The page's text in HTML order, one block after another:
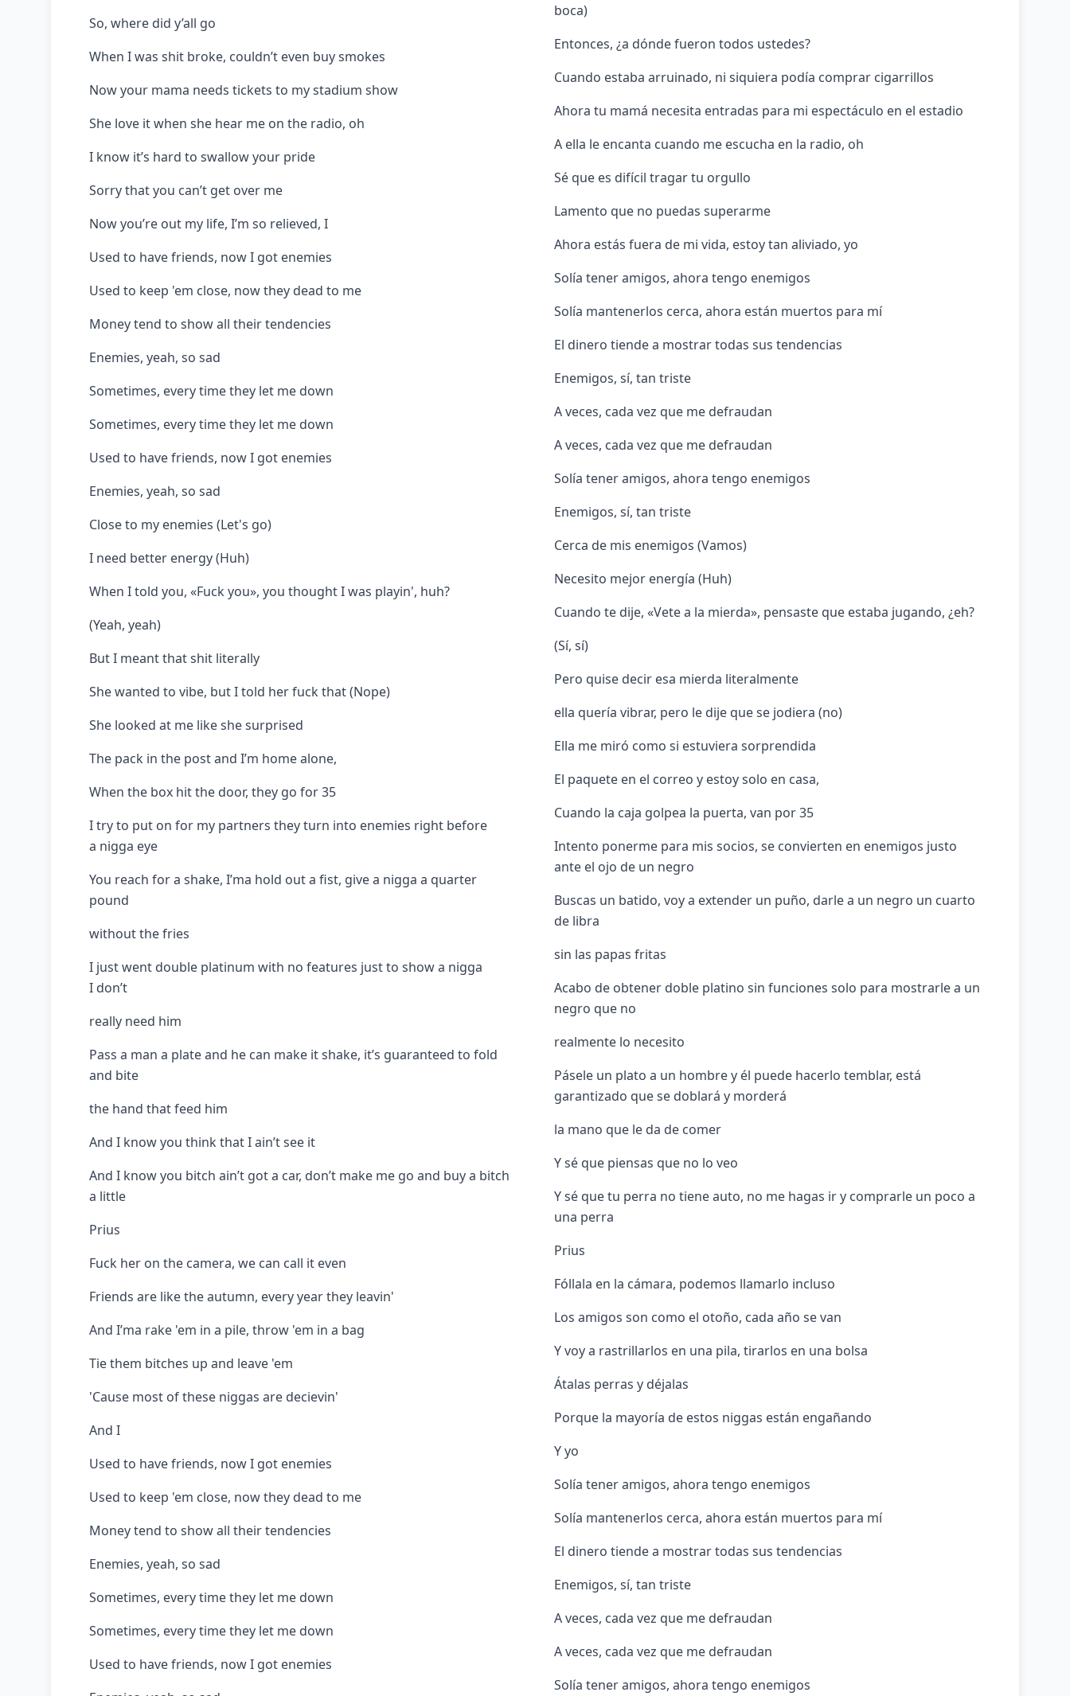
So, where did y’all go
When I was shit broke, couldn’t even buy smokes
Now your mama needs tickets to my stadium show
She love it when she hear me on the radio, oh
I know it’s hard to swallow your pride
Sorry that you can’t get over me
Now you’re out my life, I’m so relieved, I
Used to have friends, now I got enemies
Used to keep 'em close, now they dead to me
Money tend to show all their tendencies
Enemies, yeah, so sad
Sometimes, every time they let me down
Sometimes, every time they let me down
Used to have friends, now I got enemies
Enemies, yeah, so sad
Close to my enemies (Let's go)
I need better energy (Huh)
When I told you, «Fuck you», you thought I was playin', huh?
(Yeah, yeah)
But I meant that shit literally
She wanted to vibe, but I told her fuck that (Nope)
She looked at me like she surprised
The pack in the post and I’m home alone,
When the box hit the door, they go for 35
I try to put on for my partners they turn into enemies right before
a nigga eye
You reach for a shake, I’ma hold out a fist, give a nigga a quarter
pound
without the fries
I just went double platinum with no features just to show a nigga
I don’t
really need him
Pass a man a plate and he can make it shake, it’s guaranteed to fold
and bite
the hand that feed him
And I know you think that I ain’t see it
And I know you bitch ain’t got a car, don’t make me go and buy a bitch
a little
Prius
Fuck her on the camera, we can call it even
Friends are like the autumn, every year they leavin'
And I’ma rake 'em in a pile, throw 'em in a bag
Tie them bitches up and leave 'em
'Cause most of these niggas are decievin'
And I
Used to have friends, now I got enemies
Used to keep 'em close, now they dead to me
Money tend to show all their tendencies
Enemies, yeah, so sad
Sometimes, every time they let me down
Sometimes, every time they let me down
Used to have friends, now I got enemies
boca)
Entonces, ¿a dónde fueron todos ustedes?
Cuando estaba arruinado, ni siquiera podía comprar cigarrillos
Ahora tu mamá necesita entradas para mi espectáculo en el estadio
A ella le encanta cuando me escucha en la radio, oh
Sé que es difícil tragar tu orgullo
Lamento que no puedas superarme
Ahora estás fuera de mi vida, estoy tan aliviado, yo
Solía ​​tener amigos, ahora tengo enemigos
Solía ​​​​mantenerlos cerca, ahora están muertos para mí
El dinero tiende a mostrar todas sus tendencias
Enemigos, sí, tan triste
A veces, cada vez que me defraudan
A veces, cada vez que me defraudan
Solía ​​tener amigos, ahora tengo enemigos
Enemigos, sí, tan triste
Cerca de mis enemigos (Vamos)
Necesito mejor energía (Huh)
Cuando te dije, «Vete a la mierda», pensaste que estaba jugando, ¿eh?
(Sí, sí)
Pero quise decir esa mierda literalmente
ella quería vibrar, pero le dije que se jodiera (no)
Ella me miró como si estuviera sorprendida
El paquete en el correo y estoy solo en casa,
Cuando la caja golpea la puerta, van por 35
Intento ponerme para mis socios, se convierten en enemigos justo
ante el ojo de un negro
Buscas un batido, voy a extender un puño, darle a un negro un cuarto
de libra
sin las papas fritas
Acabo de obtener doble platino sin funciones solo para mostrarle a un
negro que no
realmente lo necesito
Pásele un plato a un hombre y él puede hacerlo temblar, está
garantizado que se doblará y morderá
la mano que le da de comer
Y sé que piensas que no lo veo
Y sé que tu perra no tiene auto, no me hagas ir y comprarle un poco a
una perra
Prius
Fóllala en la cámara, podemos llamarlo incluso
Los amigos son como el otoño, cada año se van
Y voy a rastrillarlos en una pila, tirarlos en una bolsa
Átalas perras y déjalas
Porque la mayoría de estos niggas están engañando
Y yo
Solía ​​tener amigos, ahora tengo enemigos
Solía ​​​​mantenerlos cerca, ahora están muertos para mí
El dinero tiende a mostrar todas sus tendencias
Enemigos, sí, tan triste
A veces, cada vez que me defraudan
A veces, cada vez que me defraudan
Solía ​​tener amigos, ahora tengo enemigos